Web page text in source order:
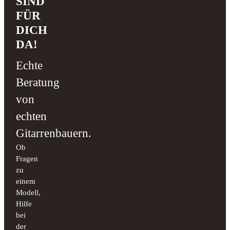
FÜR
DICH
DA!
Echte
Beratung
von
echten
Gitarrenbauern.
Ob
Fragen
zu
einem
Modell,
Hilfe
bei
der